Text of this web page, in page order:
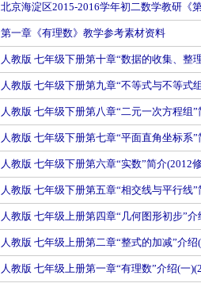
北京海淀区2015-2016学年初二数学教研《
第一章《有理数》教学参考素材资料
人教版 七年级下册第十章“数据的收集、整
人教版 七年级下册第九章“不等式与不等式
人教版 七年级下册第八章“二元一次方程组
人教版 七年级下册第七章“平面直角坐标系
人教版 七年级下册第六章“实数”简介(2012
人教版 七年级下册第五章“相交线与平行线
人教版 七年级上册第四章“几何图形初步”介
人教版 七年级上册第二章“整式的加减”介绍
人教版 七年级上册第一章“有理数”介绍(一